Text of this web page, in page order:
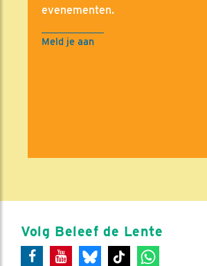
evenementen.
Meld je aan
Volg Beleef de Lente